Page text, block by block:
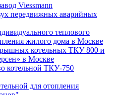
Viessmann
передвижных аварийных
теплового
жилого дома в Москве
котельных ТКУ 800 и
в Москве
котельной ТКУ-750
для отопления